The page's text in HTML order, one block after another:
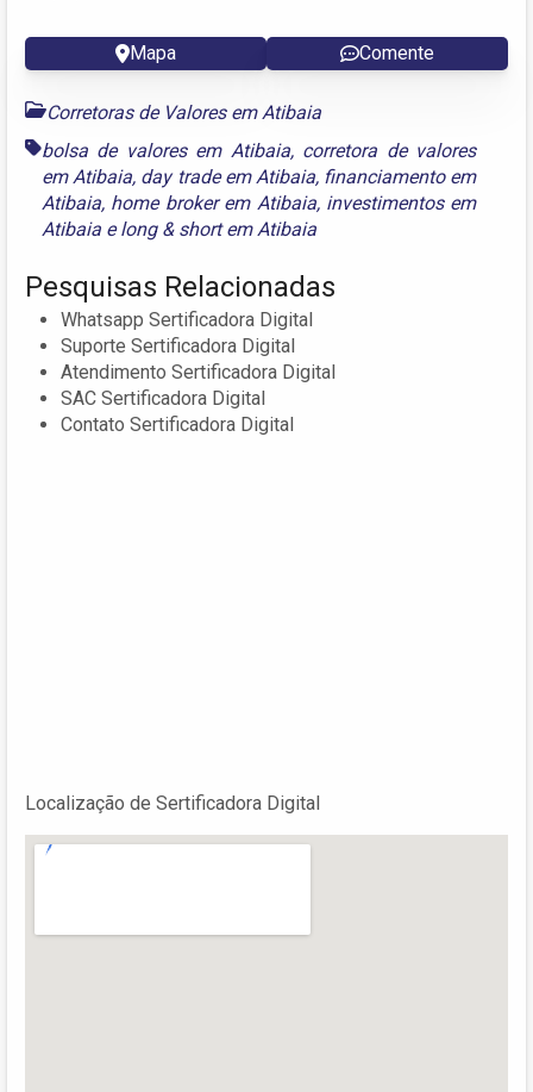
Mapa Comente
Corretoras de Valores em Atibaia
bolsa de valores em Atibaia, corretora de valores
em Atibaia, day trade em Atibaia, financiamento em
Atibaia, home broker em Atibaia, investimentos em
Atibaia elong & short em Atibaia
Pesquisas Relacionadas
Whatsapp Sertificadora Digital
Suporte Sertificadora Digital
Atendimento Sertificadora Digital
SAC Sertificadora Digital
Contato Sertificadora Digital
Localização de Sertificadora Digital